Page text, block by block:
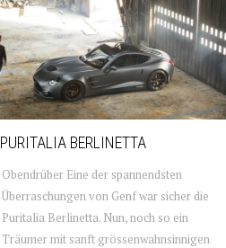
PURITALIA BERLINETTA
Obendrüber Eine der spannendsten
Überraschungen von Genf war sicher die
Puritalia Berlinetta. Nun, noch so ein
Träumer mit sanft grössenwahnsinnigen